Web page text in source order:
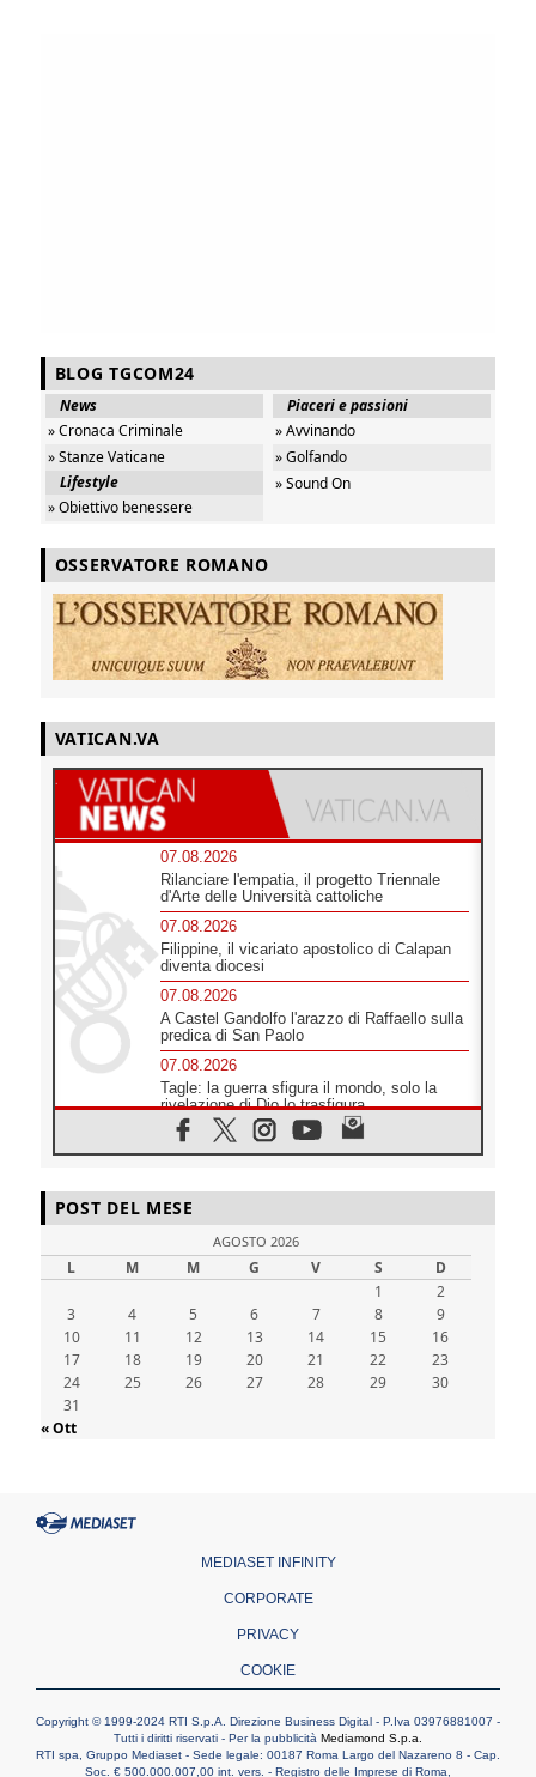
BLOG TGCOM24
News
» Cronaca Criminale
» Stanze Vaticane
Lifestyle
» Obiettivo benessere
Piaceri e passioni
» Avvinando
» Golfando
» Sound On
OSSERVATORE ROMANO
VATICAN.VA
07.08.2026
Rilanciare l'empatia, il progetto Triennale
d'Arte delle Università cattoliche
07.08.2026
Filippine, il vicariato apostolico di Calapan
diventa diocesi
07.08.2026
A Castel Gandolfo l'arazzo di Raffaello sulla
predica di San Paolo
07.08.2026
Tagle: la guerra sfigura il mondo, solo la
rivelazione di Dio lo trasfigura
07.08.2026
Il Papa in Francia, quattro giorni intensi tra
07.08.2026
SIGNIS 2026, dare voce alle religiose
cattoliche nello spazio pubblico
07.08.2026
Honduras, gli sfollati invisibili di una crisi
dimenticata
07.08.2026
Italia, Antigone: carceri al limite della
sopravvivenza per caldo e sovraffollamento
POST DEL MESE
AGOSTO 2026
L M M G V S
D
1
2
3
4 5 6 7 8
9
10
11 12 13 14 15
16
17
18 19 20 21 22
23
24
25 26 27 28 29
30
31
« Ott
MEDIASET INFINITY
CORPORATE
PRIVACY
COOKIE
Copyright © 1999-2024 RTI S.p.A. Direzione Business Digital - P.Iva 03976881007 -
Tutti i diritti riservati - Per la pubblicità Mediamond S.p.a.
RTI spa, Gruppo Mediaset - Sede legale: 00187 Roma Largo del Nazareno 8 - Cap.
Soc. € 500.000.007,00 int. vers. - Registro delle Imprese di Roma,